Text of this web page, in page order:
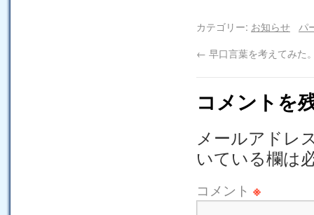
カテゴリー: お知らせ
パ
← 早口言葉を考えてみた
コメントを
メールアドレ
いている欄は
コメント ※